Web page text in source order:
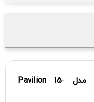
مدل Pavilion 15-